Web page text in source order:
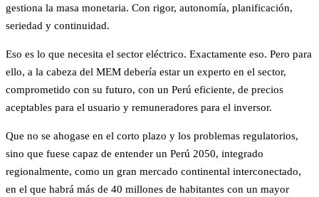
gestiona la masa monetaria. Con rigor, autonomía, planificación,
seriedad y continuidad.
Eso es lo que necesita el sector eléctrico. Exactamente eso. Pero para
ello, a la cabeza del MEM debería estar un experto en el sector,
comprometido con su futuro, con un Perú eficiente, de precios
aceptables para el usuario y remuneradores para el inversor.
Que no se ahogase en el corto plazo y los problemas regulatorios,
sino que fuese capaz de entender un Perú 2050, integrado
regionalmente, como un gran mercado continental interconectado,
en el que habrá más de 40 millones de habitantes con un mayor